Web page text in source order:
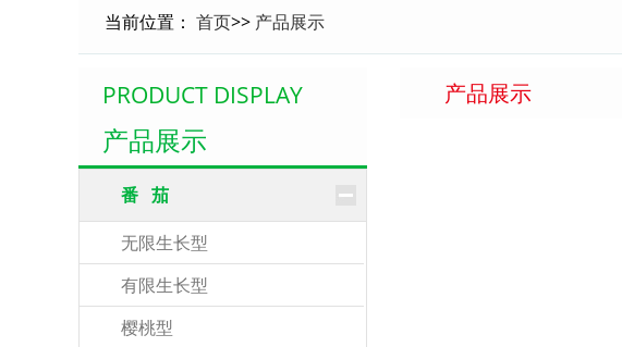
当前位置： 首页>> 产品展示
PRODUCT DISPLAY
产品展示
番 茄
无限生长型
有限生长型
樱桃型
产品展示